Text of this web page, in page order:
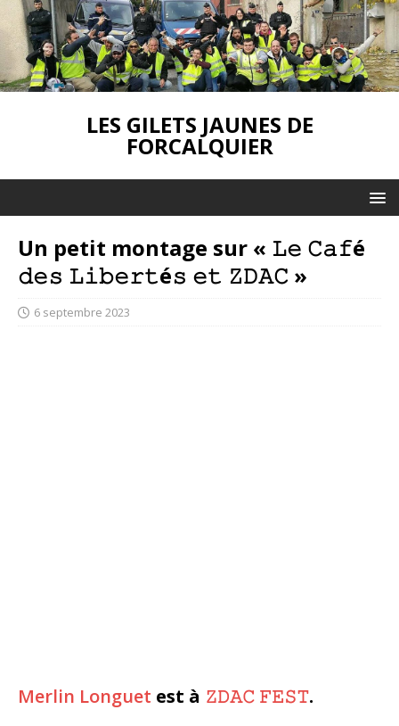
LES GILETS JAUNES DE
FORCALQUIER
Un petit montage sur « 𝙻𝚎 𝙲𝚊𝚏é
𝚍𝚎𝚜 𝙻𝚒𝚋𝚎𝚛𝚝é𝚜 𝚎𝚝 𝚉𝙳𝙰𝙲 »
6 septembre 2023
Merlin Longuet est à 𝚉𝙳𝙰𝙲 𝙵𝙴𝚂𝚃.